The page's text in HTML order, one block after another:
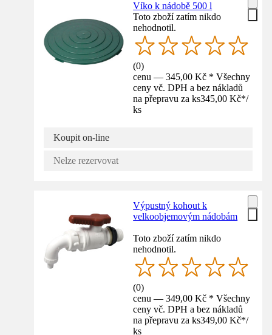
Víko k nádobě 500 l
Toto zboží zatím nikdo
nehodnotil.
(0)
cenu — 345,00 Kč * Všechny
ceny vč. DPH a bez nákladů
na přepravu za ks345,00 Kč*/
ks
Koupit on-line
Nelze rezervovat
Výpustný kohout k
velkoobjemovým nádobám
Toto zboží zatím nikdo
nehodnotil.
(0)
cenu — 349,00 Kč * Všechny
ceny vč. DPH a bez nákladů
na přepravu za ks349,00 Kč*/
ks